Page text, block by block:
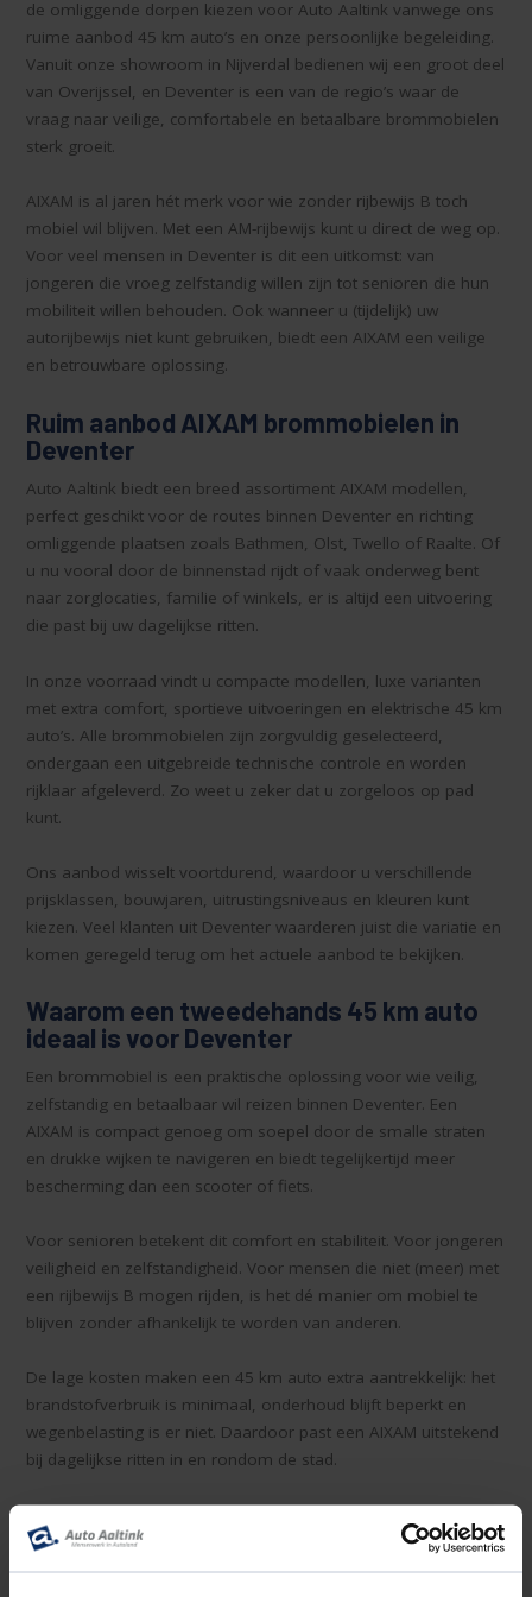
de omliggende dorpen kiezen voor Auto Aaltink vanwege ons
ruime aanbod 45 km auto’s en onze persoonlijke begeleiding.
Vanuit onze showroom in Nijverdal bedienen wij een groot deel
van Overijssel, en Deventer is een van de regio’s waar de
vraag naar veilige, comfortabele en betaalbare brommobielen
sterk groeit.
AIXAM is al jaren hét merk voor wie zonder rijbewijs B toch
mobiel wil blijven. Met een AM-rijbewijs kunt u direct de weg op.
Voor veel mensen in Deventer is dit een uitkomst: van
jongeren die vroeg zelfstandig willen zijn tot senioren die hun
mobiliteit willen behouden. Ook wanneer u (tijdelijk) uw
autorijbewijs niet kunt gebruiken, biedt een AIXAM een veilige
en betrouwbare oplossing.
Ruim aanbod AIXAM brommobielen in
Deventer
Auto Aaltink biedt een breed assortiment AIXAM modellen,
perfect geschikt voor de routes binnen Deventer en richting
omliggende plaatsen zoals Bathmen, Olst, Twello of Raalte. Of
u nu vooral door de binnenstad rijdt of vaak onderweg bent
naar zorglocaties, familie of winkels, er is altijd een uitvoering
die past bij uw dagelijkse ritten.
In onze voorraad vindt u compacte modellen, luxe varianten
met extra comfort, sportieve uitvoeringen en elektrische 45 km
auto’s. Alle brommobielen zijn zorgvuldig geselecteerd,
ondergaan een uitgebreide technische controle en worden
rijklaar afgeleverd. Zo weet u zeker dat u zorgeloos op pad
kunt.
Ons aanbod wisselt voortdurend, waardoor u verschillende
prijsklassen, bouwjaren, uitrustingsniveaus en kleuren kunt
kiezen. Veel klanten uit Deventer waarderen juist die variatie en
komen geregeld terug om het actuele aanbod te bekijken.
Waarom een tweedehands 45 km auto
ideaal is voor Deventer
Een brommobiel is een praktische oplossing voor wie veilig,
zelfstandig en betaalbaar wil reizen binnen Deventer. Een
AIXAM is compact genoeg om soepel door de smalle straten
en drukke wijken te navigeren en biedt tegelijkertijd meer
bescherming dan een scooter of fiets.
Voor senioren betekent dit comfort en stabiliteit. Voor jongeren
veiligheid en zelfstandigheid. Voor mensen die niet (meer) met
een rijbewijs B mogen rijden, is het dé manier om mobiel te
blijven zonder afhankelijk te worden van anderen.
De lage kosten maken een 45 km auto extra aantrekkelijk: het
brandstofverbruik is minimaal, onderhoud blijft beperkt en
wegenbelasting is er niet. Daardoor past een AIXAM uitstekend
bij dagelijkse ritten in en rondom de stad.
Elektrische AIXAM in Deventer
In Deventer speelt duurzaamheid een steeds belangrijkere rol.